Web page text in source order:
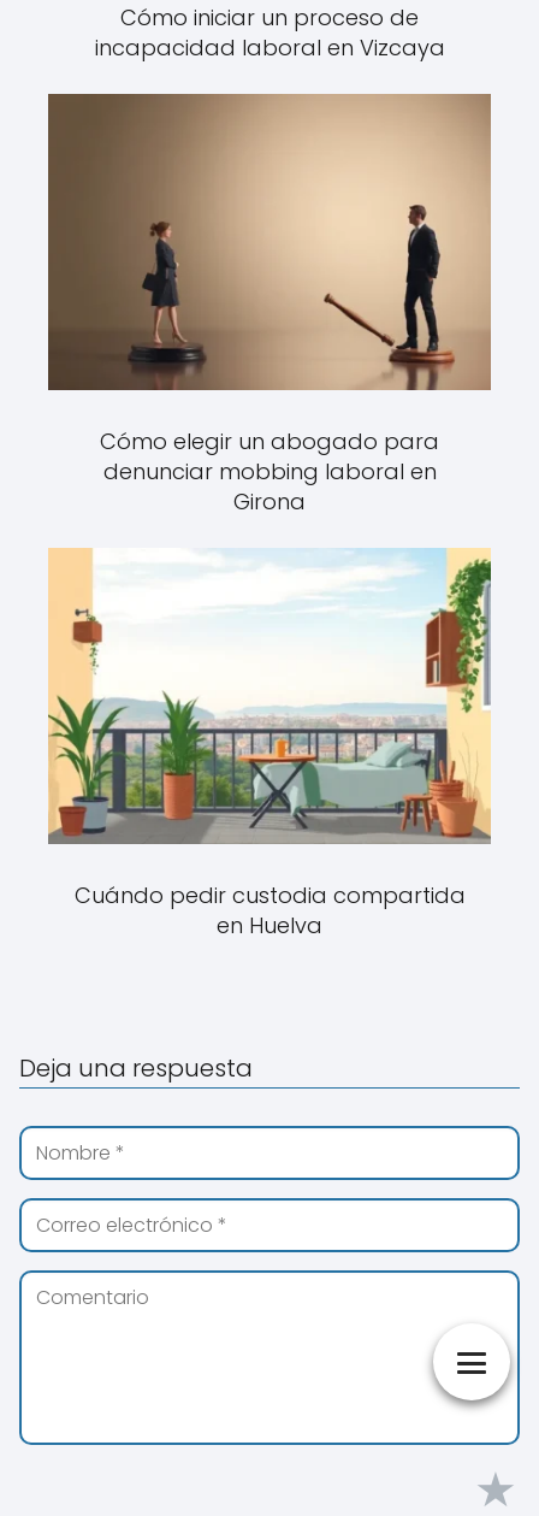
Cómo iniciar un proceso de
incapacidad laboral en Vizcaya
Cómo elegir un abogado para
denunciar mobbing laboral en
Girona
Cuándo pedir custodia compartida
en Huelva
Deja una respuesta
★